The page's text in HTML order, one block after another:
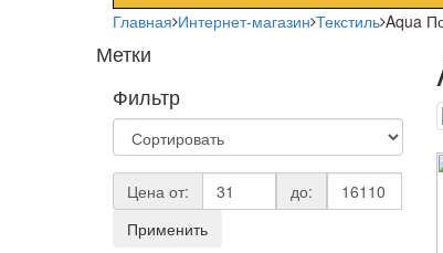
Главная Интернет-магазин Текстиль Aqua
Метки
Фильтр
Цена от:
до:
Применить